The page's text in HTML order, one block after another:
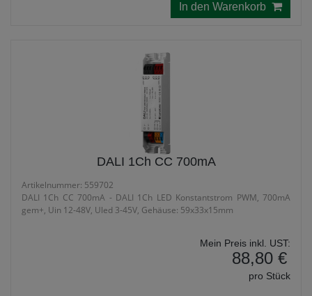
In den Warenkorb
DALI 1Ch CC 700mA
Artikelnummer: 559702
DALI 1Ch CC 700mA - DALI 1Ch LED Konstantstrom PWM, 700mA
gem+, Uin 12-48V, Uled 3-45V, Gehäuse: 59x33x15mm
Mein Preis inkl. UST:
88,80 €
pro Stück